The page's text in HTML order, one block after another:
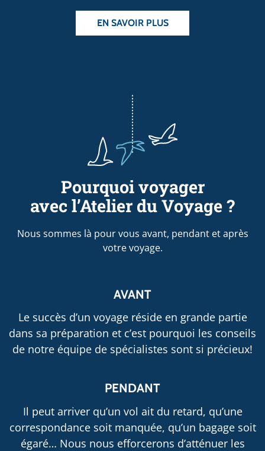
EN SAVOIR PLUS
Pourquoi voyager
avec l’Atelier du Voyage ?
Nous sommes là pour vous avant, pendant et après
votre voyage.
AVANT
Le succès d’un voyage réside en grande partie
dans sa préparation et c’est pourquoi les conseils
de notre équipe de spécialistes sont si précieux!
PENDANT
Il peut arriver qu’un vol ait du retard, qu’une
correspondance soit manquée, qu’un bagage soit
égaré… Nous nous efforcerons d’atténuer les